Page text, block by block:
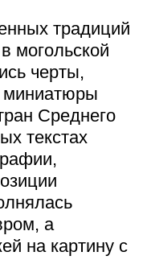
традиций
могольской
черты,
миниатюры
Среднего
текстах
а
на картину с